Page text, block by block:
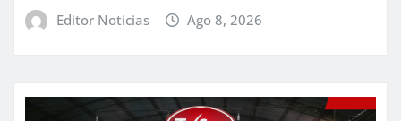
Editor Noticias Ago 8, 2026